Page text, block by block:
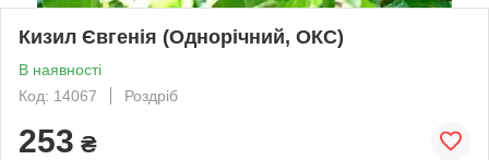
Кизил Євгенія (Однорічний, ОКС)
В наявності
Код: 14067
Роздріб
253 ₴